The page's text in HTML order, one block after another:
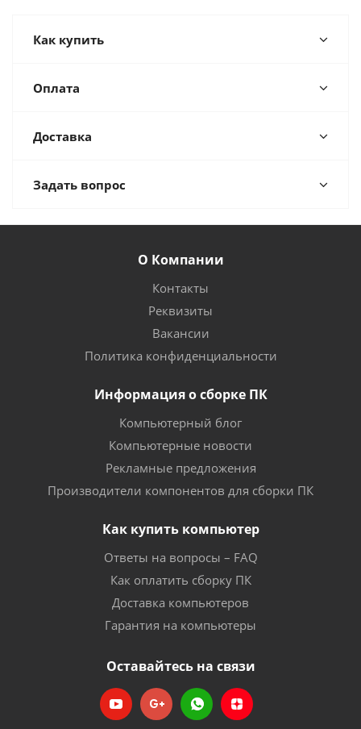
Как купить
Оплата
Доставка
Задать вопрос
О Компании
Контакты
Реквизиты
Вакансии
Политика конфиденциальности
Информация о сборке ПК
Компьютерный блог
Компьютерные новости
Рекламные предложения
Производители компонентов для сборки ПК
Как купить компьютер
Ответы на вопросы – FAQ
Как оплатить сборку ПК
Доставка компьютеров
Гарантия на компьютеры
Оставайтесь на связи